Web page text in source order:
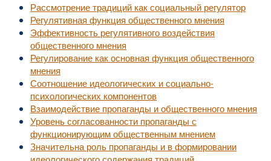
Рассмотрение традиций как социальный регулятор
Регулятивная функция общественного мнения
Эффективность регулятивного воздействия
общественного мнения
Регулирование как основная функция общественного
мнения
Соотношение идеологических и социально-
психологических компонентов
Взаимодействие пропаганды и общественного мнения
Уровень согласованности пропаганды с
функционирующим общественным мнением
Значительна роль пропаганды и в формировании